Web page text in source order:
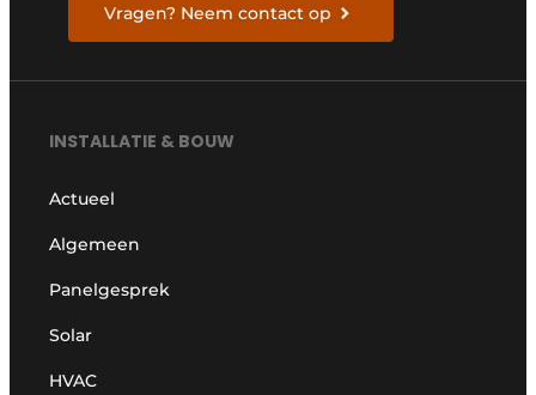
Vragen? Neem contact op
INSTALLATIE & BOUW
Actueel
Algemeen
Panelgesprek
Solar
HVAC